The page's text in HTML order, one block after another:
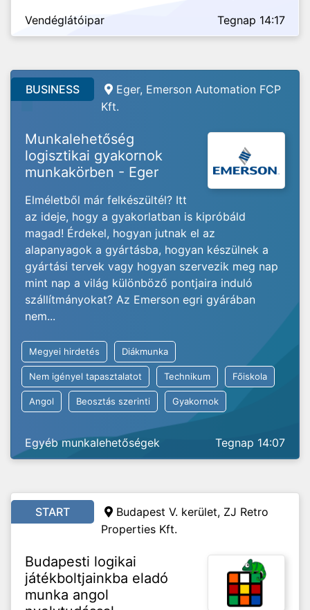
Vendéglátóipar
Tegnap 14:17
BUSINESS
Eger, Emerson Automation FCP
Kft.
Munkalehetőség
logisztikai gyakornok
munkakörben - Eger
Elméletből már felkészültél? Itt
az ideje, hogy a gyakorlatban is kipróbáld
magad! Érdekel, hogyan jutnak el az
alapanyagok a gyártásba, hogyan készülnek a
gyártási tervek vagy hogyan szervezik meg nap
mint nap a világ különböző pontjaira induló
szállítmányokat? Az Emerson egri gyárában
nem...
Megyei hirdetés Diákmunka
Nem igényel tapasztalatot Technikum Főiskola
Angol Beosztás szerinti Gyakornok
Egyéb munkalehetőségek Tegnap 14:07
START
Budapest V. kerület, ZJ Retro
Properties Kft.
Budapesti logikai
játékboltjainkba eladó
munka angol